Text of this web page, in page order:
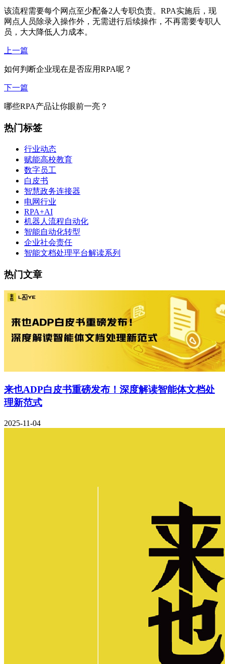
该流程需要每个网点至少配备2人专职负责。RPA实施后，现
网点人员除录入操作外，无需进行后续操作，不再需要专职人
员，大大降低人力成本。
上一篇
如何判断企业现在是否应用RPA呢？
下一篇
哪些RPA产品让你眼前一亮？
热门标签
行业动态
赋能高校教育
数字员工
白皮书
智慧政务连接器
电网行业
RPA+AI
机器人流程自动化
智能自动化转型
企业社会责任
智能文档处理平台解读系列
热门文章
来也ADP白皮书重磅发布！深度解读智能体文档处
理新范式
2025-11-04